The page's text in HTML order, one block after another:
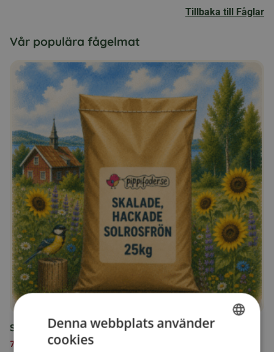
Tillbaka till Fåglar
Vår populära fågelmat
Skalade, hackade solrosfrön 25kg
739,00
Denna webbplats använder
cookies